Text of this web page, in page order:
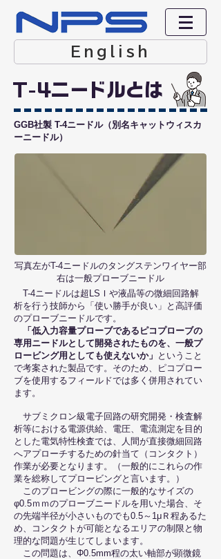
English
T-4ニードルとは
GGB社製 T-4ニードル（別名キャットウィスカ
ーニードル）
T-4ニードルは超LSＩや液晶等の微細回路解
析を行う技師から「使い勝手が良い」と高評価
のプローブニードルです。
「低入力容量プローブであるピコプローブの
専用ニードルとして開発されたものを、一般プ
ロービング用としても使えないか」 ということ
で考案された製品です。そのため、ピコプロー
ブを使用するフィールドでは多く併用されてい
ます。
サブミクロン級電子回路の研究開発・検査解
析等における電源供給、電圧、電流測定を目的
とした電気特性検査では、人間が直接微細回路
へアプローチするための針当て（コンタクト）
作業が必要となります。（一般的にこれらの作
業を総称してプロービングと言います。）
このプロービングの際に一般的なサイズの
φ0.5ｍｍのプローブニードルを用いた場合、そ
の先端半径が小さいものでも0.5～1μＲ程あるた
め、コンタクトが可能となるエリアの制限と物
理的な問題が生じてしまいます。
この問題は、Φ0.5mm程の太い軸部が顕微鏡
写真左がT-4ニードルのタングステンワイヤー部
右は一般プローブニードル